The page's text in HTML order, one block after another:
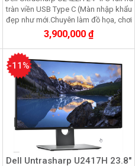
tràn viền USB Type C (Màn nhập khẩu
đẹp như mới.Chuyên làm đồ họa, chơi
game, nhìn lâu không mỏi mắt)
3,900,000 ₫
Dell Untrasharp U2417H 23.8"
-11%